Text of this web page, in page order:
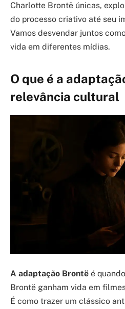
Charlotte Brontë únicas,
do processo criativo até seu
Vamos desvendar juntos
vida em diferentes mídias.
O que é a
relevância cultural
A adaptação Brontë é
Brontë ganham vida em
É como trazer um clássico